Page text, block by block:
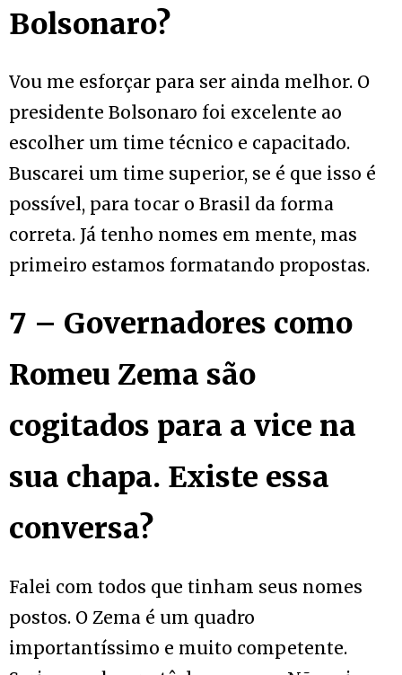
Bolsonaro?
Vou me esforçar para ser ainda melhor. O
presidente Bolsonaro foi excelente ao
escolher um time técnico e capacitado.
Buscarei um time superior, se é que isso é
possível, para tocar o Brasil da forma
correta. Já tenho nomes em mente, mas
primeiro estamos formatando propostas.
7 – Governadores como
Romeu Zema são
cogitados para a vice na
sua chapa. Existe essa
conversa?
Falei com todos que tinham seus nomes
postos. O Zema é um quadro
importantíssimo e muito competente.